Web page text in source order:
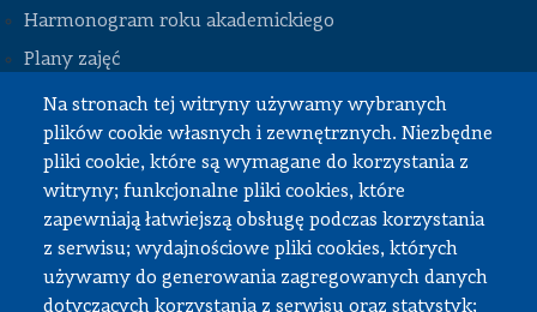
Na stronach tej witryny używamy wybranych
plików cookie własnych i zewnętrznych. Niezbędne
pliki cookie, które są wymagane do korzystania z
witryny; funkcjonalne pliki cookies, które
zapewniają łatwiejszą obsługę podczas korzystania
z serwisu; wydajnościowe pliki cookies, których
używamy do generowania zagregowanych danych
dotyczących korzystania z serwisu oraz statystyk;
STOPKA
Harmonogram roku akademickiego
Plany zajęć
Praca przejściowa
Praca dyplomowa
Praktyki studenckie
Dokumenty do pobrania
Strefa pracownika